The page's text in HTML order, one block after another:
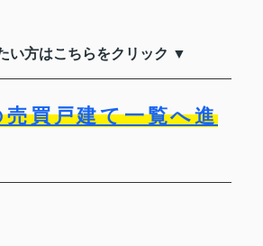
い方はこちらをクリック ▼
売買戸建て一覧へ進